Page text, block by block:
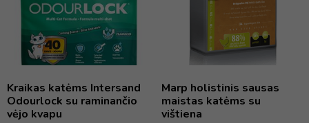
Kraikas katėms Intersand
Odourlock su raminančio
vėjo kvapu
Marp holistinis sausas
maistas katėms su
vištiena